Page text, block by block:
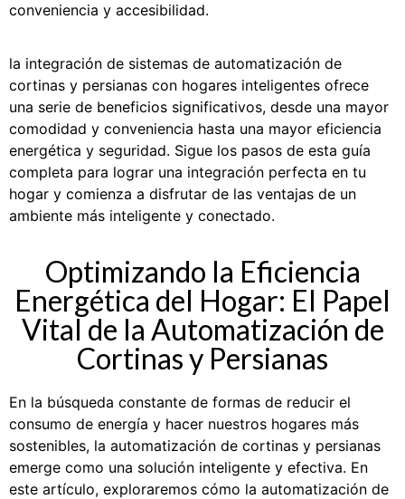
conveniencia y accesibilidad.
la integración de sistemas de automatización de
cortinas y persianas con hogares inteligentes ofrece
una serie de beneficios significativos, desde una mayor
comodidad y conveniencia hasta una mayor eficiencia
energética y seguridad. Sigue los pasos de esta guía
completa para lograr una integración perfecta en tu
hogar y comienza a disfrutar de las ventajas de un
ambiente más inteligente y conectado.
Optimizando la Eficiencia
Energética del Hogar: El Papel
Vital de la Automatización de
Cortinas y Persianas
En la búsqueda constante de formas de reducir el
consumo de energía y hacer nuestros hogares más
sostenibles, la automatización de cortinas y persianas
emerge como una solución inteligente y efectiva. En
este artículo, exploraremos cómo la automatización de